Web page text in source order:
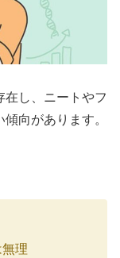
在し、ニートやフ
向があります。
理